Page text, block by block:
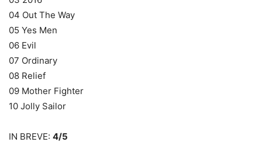
04 Out The Way
05 Yes Men
06 Evil
07 Ordinary
08 Relief
09 Mother Fighter
10 Jolly Sailor
IN BREVE: 4/5